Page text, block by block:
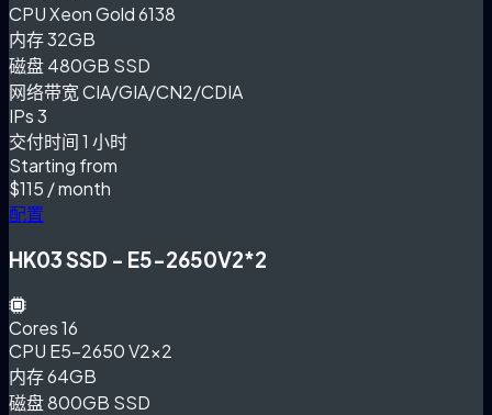
CPUXeon Gold 6138
内存32GB
磁盘480GB SSD
网络带宽CIA/GIA/CN2/CDIA
IPs3
交付时间1 小时
Starting from
$115 / month
配置
HK03 SSD - E5-2650V2*2
Cores16
CPU E5-2650 V2×2
内存64GB
磁盘800GB SSD